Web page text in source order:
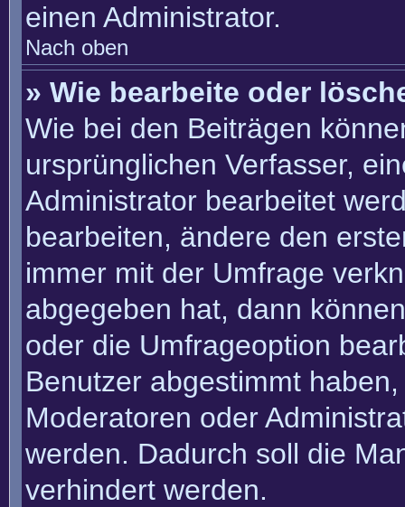
einen Administrator.
Nach oben
» Wie bearbeite oder
Wie bei den Beiträgen
ursprünglichen Verfasser,
Administrator bearbeitet
bearbeiten, ändere den
immer mit der Umfrage
abgegeben hat, dann
oder die Umfrageoption
Benutzer abgestimmt
Moderatoren oder
werden. Dadurch soll die
verhindert werden.